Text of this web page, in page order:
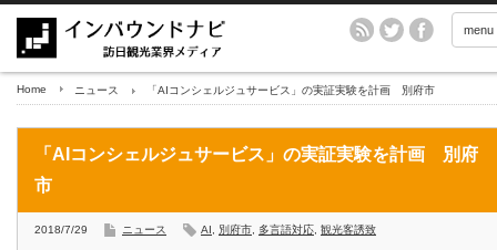
menu
Home ニュース 「AIコンシェルジュサービス」の実証実験を計画 別府市
「AIコンシェルジュサービス」の実証実験を計画 別府
市
2018/7/29 ニュース AI 別府市 多言語対応 観光客誘致